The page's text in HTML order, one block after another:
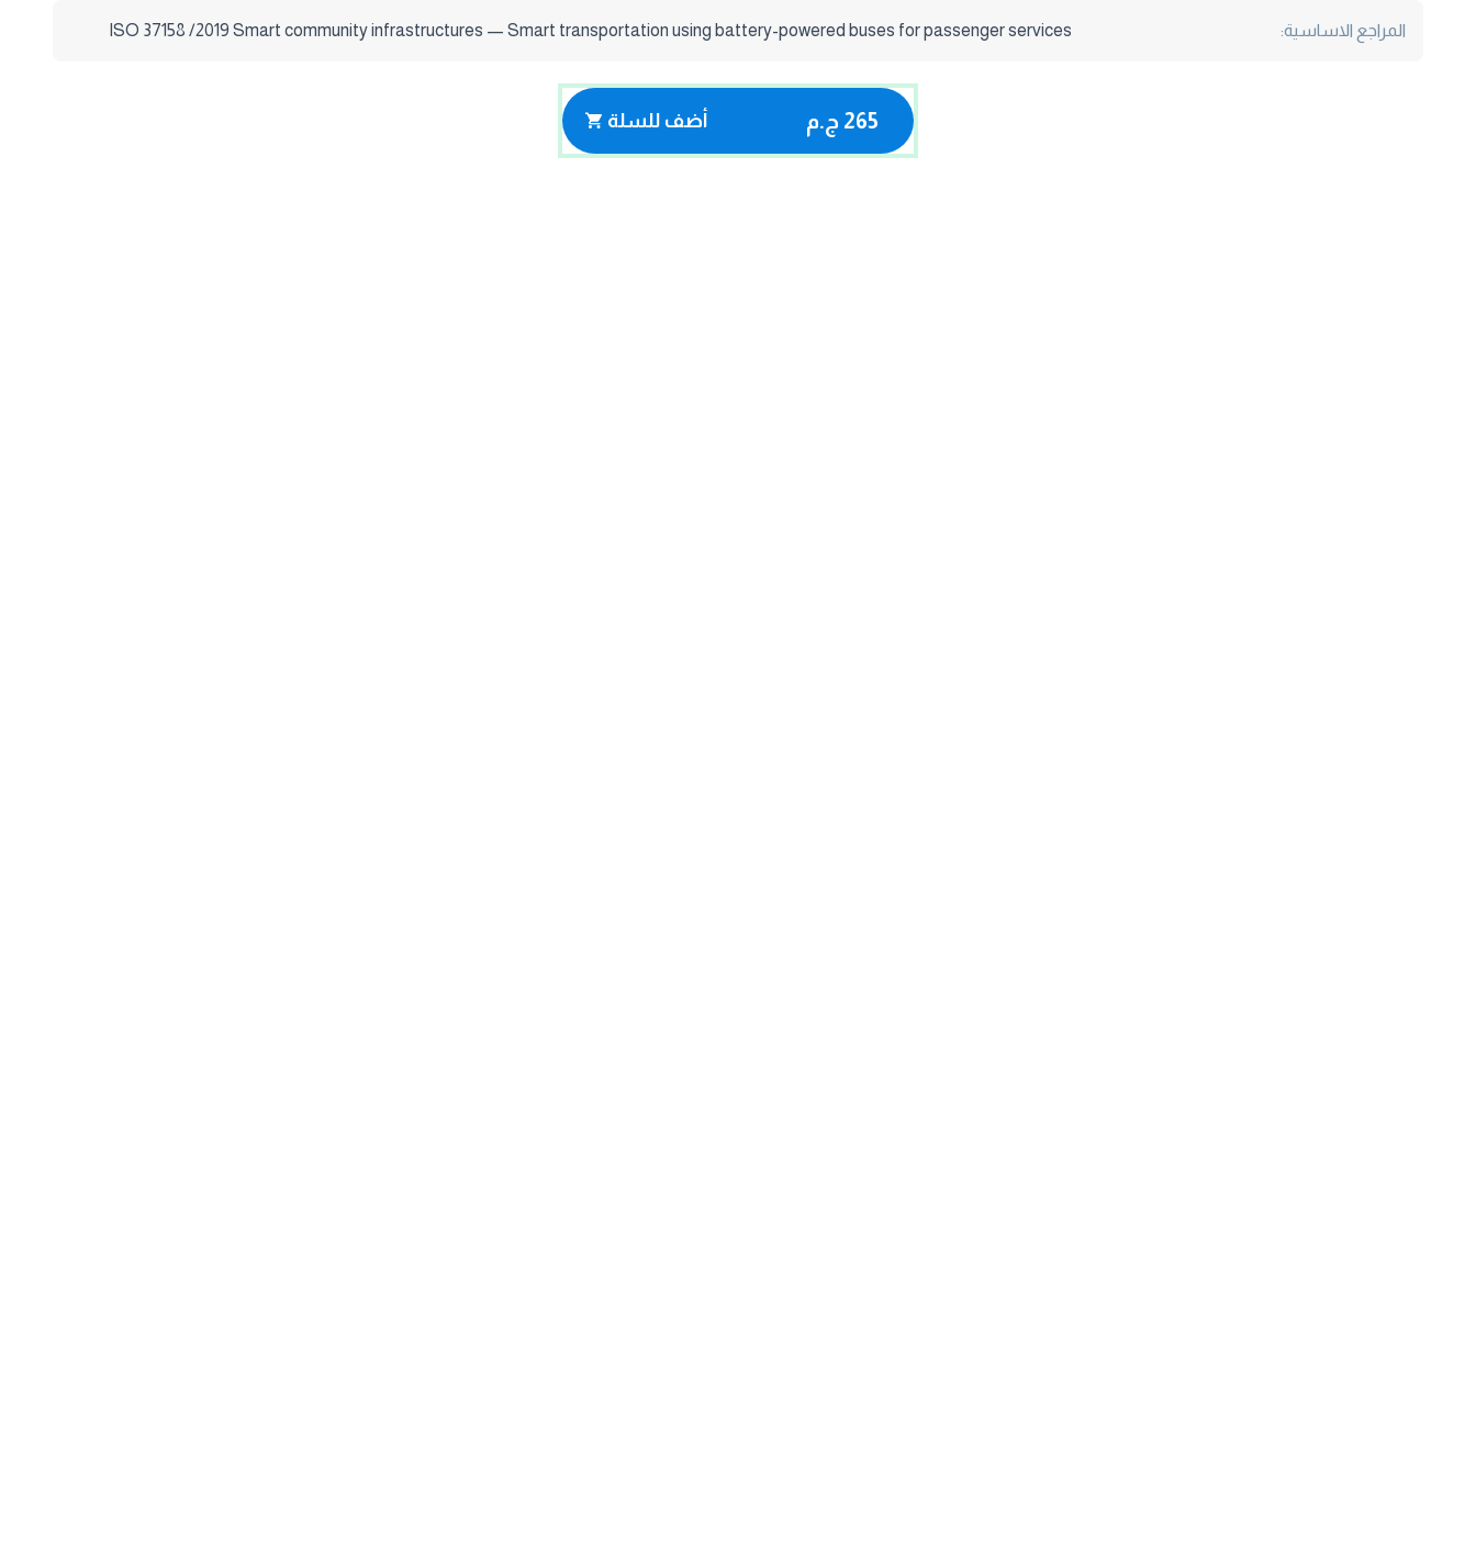
المراجع الاساسية: ISO 37158 /2019 Smart community infrastructures — Smart transportation using battery-powered buses for passenger services
265 ج.م أضف للسلة